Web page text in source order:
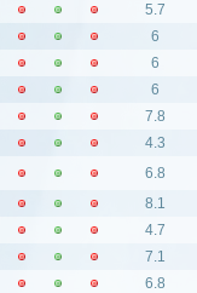
5.7
6
6
6
7.8
4.3
6.8
8.1
4.7
7.1
6.8